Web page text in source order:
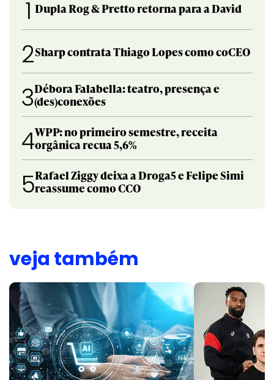
1 Dupla Rog & Pretto retorna para a David
2Sharp contrata Thiago Lopes como coCEO
3Débora Falabella: teatro, presença e
(des)conexões
4WPP: no primeiro semestre, receita
orgânica recua 5,6%
5Rafael Ziggy deixa a Droga5 e Felipe Simi
reassume como CCO
veja também